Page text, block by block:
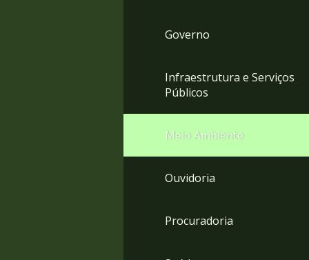
Governo
Infraestrutura e Serviços
Públicos
Meio Ambiente
Ouvidoria
Procuradoria